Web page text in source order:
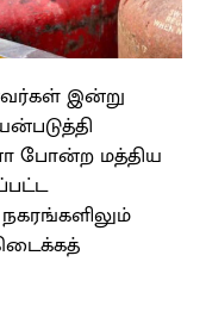
இன்று
போன்ற மத்திய